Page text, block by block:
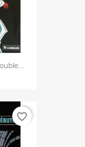
favorite_border